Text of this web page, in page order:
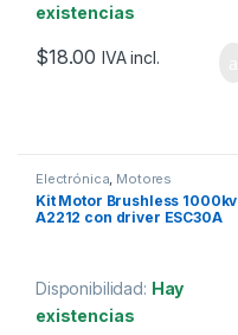
existencias
$18.00 IVA incl.
Electrónica, Motores
Kit Motor Brushless 1000kv
A2212 con driver ESC30A
Disponibilidad: Hay
existencias